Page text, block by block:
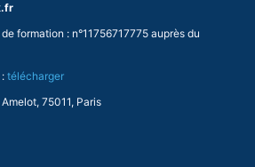
formation : n°11756717775 auprès du
télécharger
75011, Paris